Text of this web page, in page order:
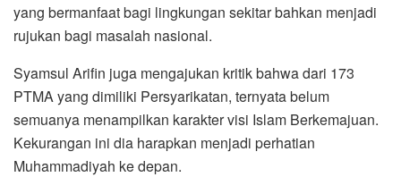
yang bermanfaat bagi lingkungan sekitar bahkan menjadi
rujukan bagi masalah nasional.
Syamsul Arifin juga mengajukan kritik bahwa dari 173
PTMA yang dimiliki Persyarikatan, ternyata belum
semuanya menampilkan karakter visi Islam Berkemajuan.
Kekurangan ini dia harapkan menjadi perhatian
Muhammadiyah ke depan.